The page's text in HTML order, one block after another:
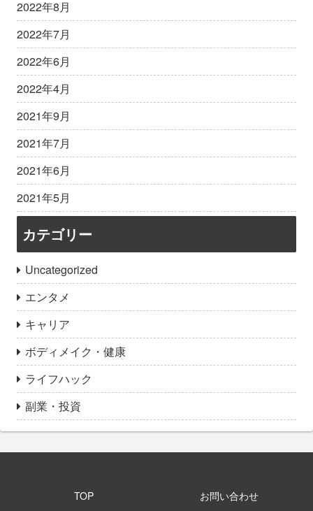
2022年8月
2022年7月
2022年6月
2022年4月
2021年9月
2021年7月
2021年6月
2021年5月
カテゴリー
Uncategorized
エンタメ
キャリア
ボディメイク・健康
ライフハック
副業・投資
TOP
お問い合わせ